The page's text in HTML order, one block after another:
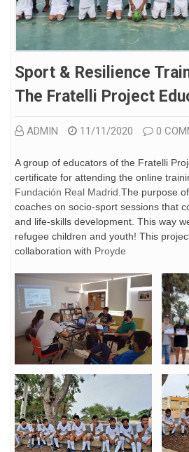
Sport & Resilience
The Fratelli Project
ADMIN 11/11/2020 0
A group of educators of the Fratelli
certificate for attending the online
Fundación Real Madrid .The purpose
coaches on socio-sport sessions that
and life-skills development. This way
refugee children and youth! This
collaboration with Proyde